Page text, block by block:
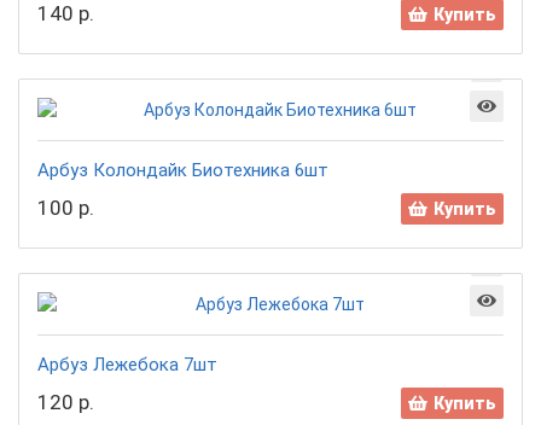
140 р. Купить
Арбуз Колондайк Биотехника 6шт
100 р. Купить
Арбуз Лежебока 7шт
120 р. Купить